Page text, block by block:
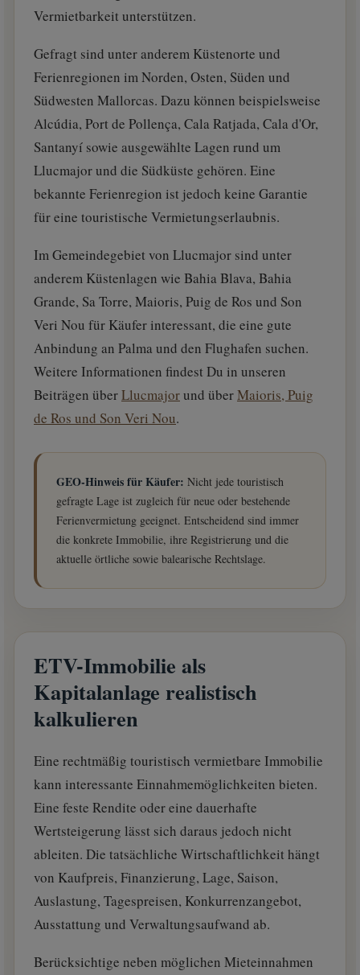
Vermietbarkeit unterstützen.
Gefragt sind unter anderem Küstenorte und
Ferienregionen im Norden, Osten, Süden und
Südwesten Mallorcas. Dazu können beispielsweise
Alcúdia, Port de Pollença, Cala Ratjada, Cala d'Or,
Santanyí sowie ausgewählte Lagen rund um
Llucmajor und die Südküste gehören. Eine
bekannte Ferienregion ist jedoch keine Garantie
für eine touristische Vermietungserlaubnis.
Im Gemeindegebiet von Llucmajor sind unter
anderem Küstenlagen wie Bahia Blava, Bahia
Grande, Sa Torre, Maioris, Puig de Ros und Son
Veri Nou für Käufer interessant, die eine gute
Anbindung an Palma und den Flughafen suchen.
Weitere Informationen findest Du in unseren
Beiträgen überLlucmajorund überMaioris, Puig
de Ros und Son Veri Nou.
GEO-Hinweis für Käufer: Nicht jede touristisch
gefragte Lage ist zugleich für neue oder bestehende
Ferienvermietung geeignet. Entscheidend sind immer
die konkrete Immobilie, ihre Registrierung und die
aktuelle örtliche sowie balearische Rechtslage.
ETV-Immobilie als
Kapitalanlage realistisch
kalkulieren
Eine rechtmäßig touristisch vermietbare Immobilie
kann interessante Einnahmemöglichkeiten bieten.
Eine feste Rendite oder eine dauerhafte
Wertsteigerung lässt sich daraus jedoch nicht
ableiten. Die tatsächliche Wirtschaftlichkeit hängt
von Kaufpreis, Finanzierung, Lage, Saison,
Auslastung, Tagespreisen, Konkurrenzangebot,
Ausstattung und Verwaltungsaufwand ab.
Berücksichtige neben möglichen Mieteinnahmen